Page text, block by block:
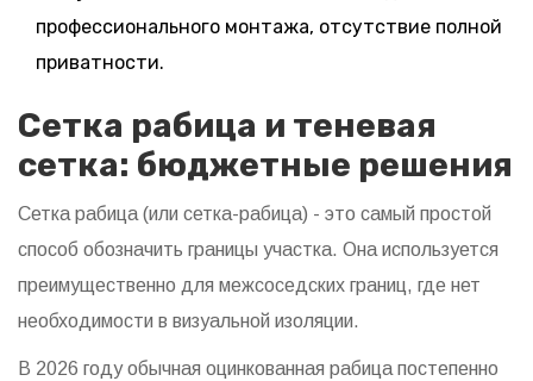
профессионального монтажа, отсутствие полной
приватности.
Сетка рабица и теневая
сетка: бюджетные решения
Сетка рабица (или сетка-рабица) - это самый простой
способ обозначить границы участка. Она используется
преимущественно для межсоседских границ, где нет
необходимости в визуальной изоляции.
В 2026 году обычная оцинкованная рабица постепенно